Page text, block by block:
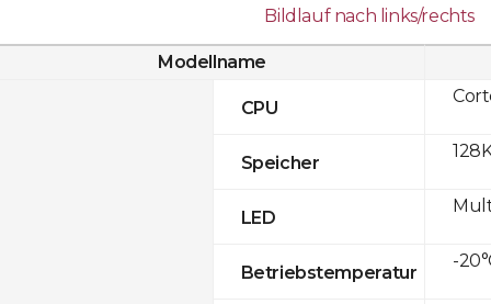
Bildlauf nach links/rechts
Modellname
CPU
Speicher
LED
Betriebstemperatur
-